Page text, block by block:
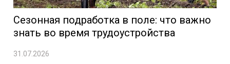
Сезонная подработка в поле: что важно
знать во время трудоустройства
31.07.2026